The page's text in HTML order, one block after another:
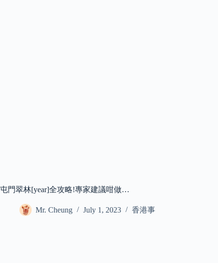
屯門翠林[year]全攻略!專家建議咁做…
Mr. Cheung July 1, 2023 香港事